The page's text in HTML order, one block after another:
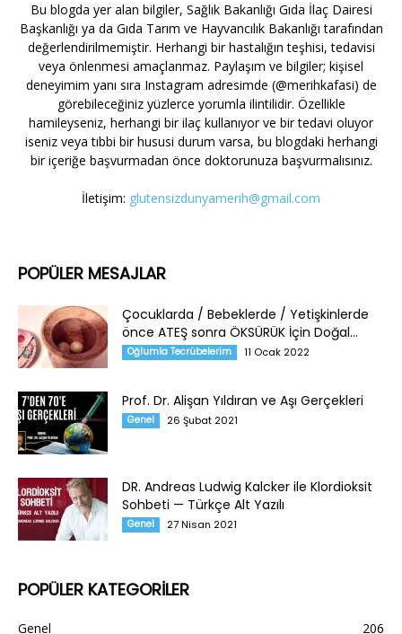
Bu blogda yer alan bilgiler, Sağlık Bakanlığı Gıda İlaç Dairesi
Başkanlığı ya da Gıda Tarım ve Hayvancılık Bakanlığı tarafından
değerlendirilmemiştir. Herhangi bir hastalığın teşhisi, tedavisi
veya önlenmesi amaçlanmaz. Paylaşım ve bilgiler; kişisel
deneyimim yanı sıra Instagram adresimde (@merihkafasi) de
görebileceğiniz yüzlerce yorumla ilintilidir. Özellikle
hamileyseniz, herhangi bir ilaç kullanıyor ve bir tedavi oluyor
iseniz veya tıbbi bir hususi durum varsa, bu blogdaki herhangi
bir içeriğe başvurmadan önce doktorunuza başvurmalısınız.
İletişim: glutensizdunyamerih@gmail.com
POPÜLER MESAJLAR
Çocuklarda / Bebeklerde / Yetişkinlerde
önce ATEŞ sonra ÖKSÜRÜK İçin Doğal...
Oğlumla Tecrübelerim 11 Ocak 2022
Prof. Dr. Alişan Yıldıran ve Aşı Gerçekleri
Genel 26 Şubat 2021
DR. Andreas Ludwig Kalcker ile Klordioksit
Sohbeti — Türkçe Alt Yazılı
Genel 27 Nisan 2021
POPÜLER KATEGORİLER
Genel 206